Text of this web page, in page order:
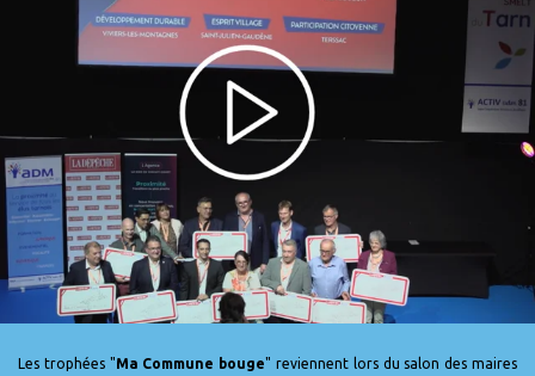
Les trophées "Ma Commune bouge" reviennent lors du salon des maires